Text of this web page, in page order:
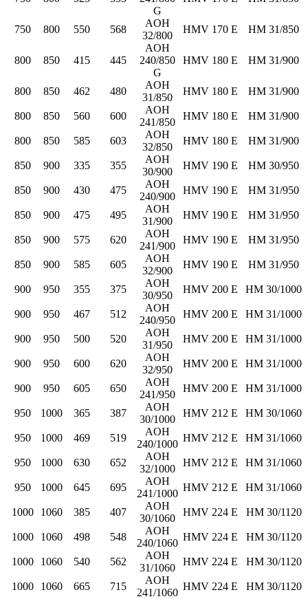
G
750 800 550 568
AOH
32/800
HMV 170 E HM 31/850
800 850 415 445
AOH
240/850
G
HMV 180 E HM 31/900
800 850 462 480
AOH
31/850
HMV 180 E HM 31/900
800 850 560 600
AOH
241/850
HMV 180 E HM 31/900
800 850 585 603
AOH
32/850
HMV 180 E HM 31/900
850 900 335 355
AOH
30/900
HMV 190 E HM 30/950
850 900 430 475
AOH
240/900
HMV 190 E HM 31/950
850 900 475 495
AOH
31/900
HMV 190 E HM 31/950
850 900 575 620
AOH
241/900
HMV 190 E HM 31/950
850 900 585 605
AOH
32/900
HMV 190 E HM 31/950
900 950 355 375
AOH
30/950
HMV 200 E HM 30/1000
900 950 467 512
AOH
240/950
HMV 200 E HM 31/1000
900 950 500 520
AOH
31/950
HMV 200 E HM 31/1000
900 950 600 620
AOH
32/950
HMV 200 E HM 31/1000
900 950 605 650
AOH
241/950
HMV 200 E HM 31/1000
950 1000 365 387
AOH
30/1000
HMV 212 E HM 30/1060
950 1000 469 519
AOH
240/1000
HMV 212 E HM 31/1060
950 1000 630 652
AOH
32/1000
HMV 212 E HM 31/1060
950 1000 645 695
AOH
241/1000
HMV 212 E HM 31/1060
1000 1060 385 407
AOH
30/1060
HMV 224 E HM 30/1120
1000 1060 498 548
AOH
240/1060
HMV 224 E HM 30/1120
1000 1060 540 562
AOH
31/1060
HMV 224 E HM 30/1120
1000 1060 665 715
AOH
241/1060
HMV 224 E HM 30/1120